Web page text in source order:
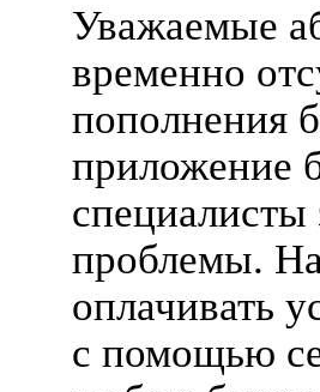
Уважаемые
временно
пополнения
приложение
специалисты
проблемы.
оплачивать
с помощью